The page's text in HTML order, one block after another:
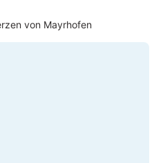
von Mayrhofen